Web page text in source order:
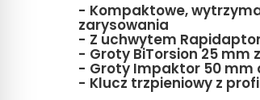
- Kompaktowe,
zarysowania
- Z uchwytem
- Groty BiTorsion 25 mm
- Groty Impaktor 50 mm
- Klucz trzpieniowy z